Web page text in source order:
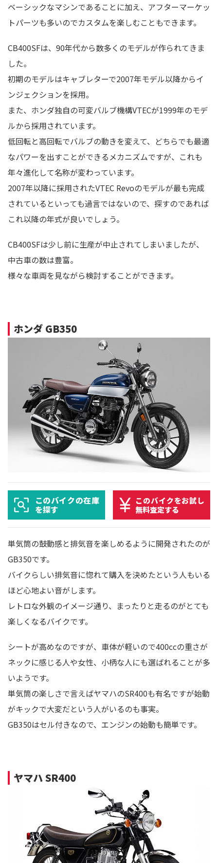
ベーシックなマシンであることに加え、アフターマーケッ
トパーツも多いのでカスタムを楽しむこともできます。
CB400SFは、90年代から数多くのモデルが作られてきま
した。
初期のモデルはキャブレターで2007年モデル以降からイ
ンジェクションを採用。
また、ホンダ独自の可変バルブ機構VTECが1999年のモデ
ルから採用されています。
低回転と高回転でバルブの動きを変えて、どちらでも最適
なパワーを出すことができるメカニズムですが、これも
年々進化して名称が変わっています。
2007年以降に採用されたVTEC Revoのモデルが最も完成
されているといっても過言ではないので、探すのであれば
これ以降の年式が良いでしょう。
CB400SFは少し前に生産が中止されてしまいましたが、
中古車の数は豊富。
様々な車両を見ながら検討することができます。
ホンダ GB350
このバイクの在庫
を探す
このバイクをお試し
無料査定する
単気筒の鼓動感と排気音を楽しめるように開発されたのが
GB350です。
バイクらしい排気音に惚れて購入を決めたという人もいる
ほど心地よい音がします。
レトロな外観のイメージ通り、まったりと走るのがとても
楽しくなるバイクです。
シートが高めなのですが、車体が軽いので400ccの重さが
ネックに感じる人や女性、小柄な人にも選ばれることが多
いようです。
単気筒の楽しさで言えばヤマハのSR400も有名ですが始動
がキックで大変だという人がいるのも事実。
GB350はセル付きなので、エンジンの始動も簡単です。
ヤマハ SR400